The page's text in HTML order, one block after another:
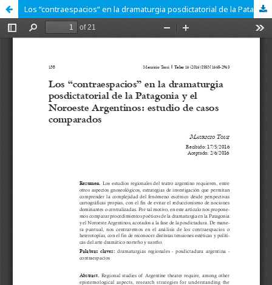
Los “contraespacios” en la dramaturgia posdictatorial de la Patagonia y el Noroeste Argentinos: estudios de casos comparados